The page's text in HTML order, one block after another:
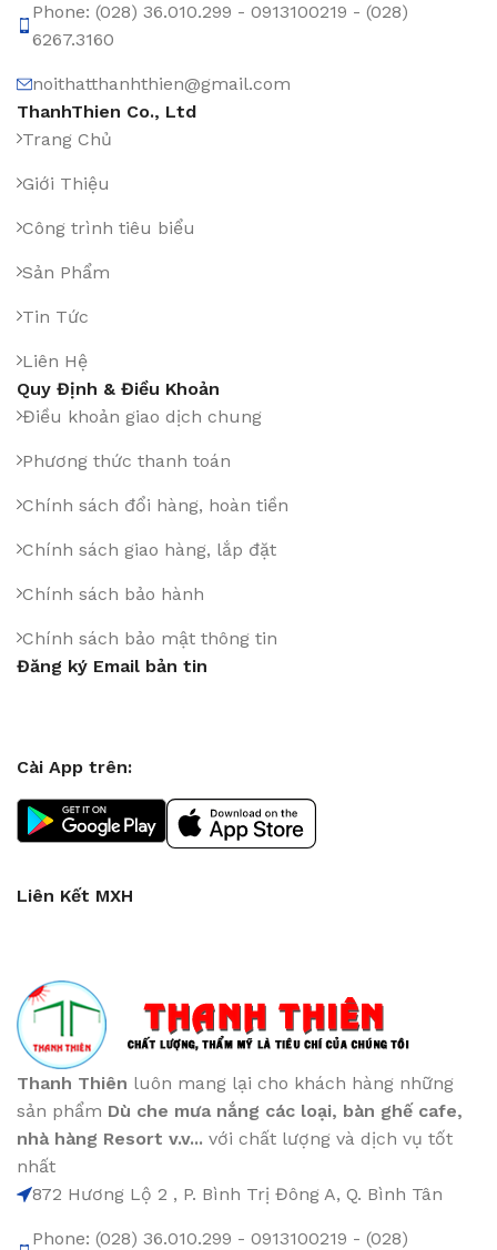
Phone: (028) 36.010.299 - 0913100219 - (028)
6267.3160
noithatthanhthien@gmail.com
ThanhThien Co., Ltd
Trang Chủ
Giới Thiệu
Công trình tiêu biểu
Sản Phẩm
Tin Tức
Liên Hệ
Quy Định & Điều Khoản
Điều khoản giao dịch chung
Phương thức thanh toán
Chính sách đổi hàng, hoàn tiền
Chính sách giao hàng, lắp đặt
Chính sách bảo hành
Chính sách bảo mật thông tin
Đăng ký Email bản tin
Cài App trên:
Liên Kết MXH
Thanh Thiên luôn mang lại cho khách hàng những
sản phẩm Dù che mưa nắng các loại, bàn ghế cafe,
nhà hàng Resort v.v... với chất lượng và dịch vụ tốt
nhất
872 Hương Lộ 2 , P. Bình Trị Đông A, Q. Bình Tân
Phone: (028) 36.010.299 - 0913100219 - (028)